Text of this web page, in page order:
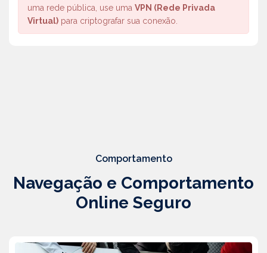
uma rede pública, use uma VPN (Rede Privada
Virtual) para criptografar sua conexão.
Comportamento
Navegação e Comportamento
Online Seguro